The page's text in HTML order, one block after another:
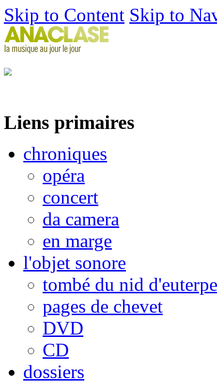
Skip to Content Skip to
Liens primaires
chroniques
opéra
concert
da camera
en marge
l'objet sonore
tombé du nid d'euterpe
pages de chevet
DVD
CD
dossiers